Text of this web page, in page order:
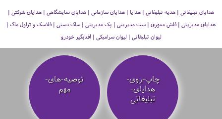
هدایای تبلیغاتی | هدیه تبلیغاتی | هدایا | هدایای سازمانی | هدایای نمایشگاهی | هدایای شرکتی |
هدایای مدیریتی | فلش مموری | ست مدیریتی | پک مدیریتی | ساک دستی | فلاسک و تراول ماگ |
لیوان تبلیغاتی | لیوان سرامیکی | آفتابگیر خودرو
چاپ-روی-
هدایای-
تبلیغاتی
توصیه‌-های-
مهم